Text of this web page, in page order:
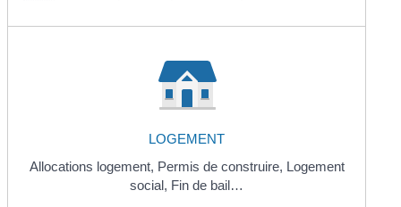
LOGEMENT
Allocations logement, Permis de construire, Logement
social, Fin de bail…